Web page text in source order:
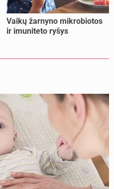
Vaikų žarnyno mikrobiotos
ir imuniteto ryšys